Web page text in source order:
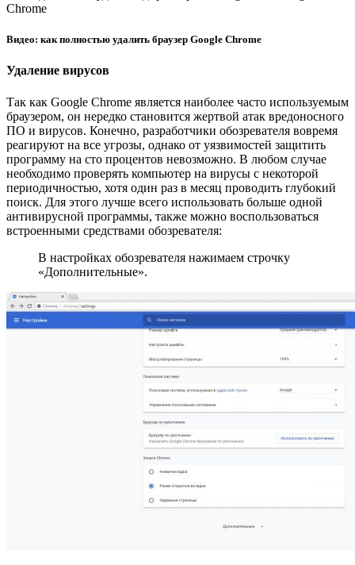
Chrome
Видео: как полностью удалить браузер Google Chrome
Удаление вирусов
Так как Google Chrome является наиболее часто используемым
браузером, он нередко становится жертвой атак вредоносного
ПО и вирусов. Конечно, разработчики обозревателя вовремя
реагируют на все угрозы, однако от уязвимостей защитить
программу на сто процентов невозможно. В любом случае
необходимо проверять компьютер на вирусы с некоторой
периодичностью, хотя один раз в месяц проводить глубокий
поиск. Для этого лучше всего использовать больше одной
антивирусной программы, также можно воспользоваться
встроенными средствами обозревателя:
В настройках обозревателя нажимаем строчку
«Дополнительные».